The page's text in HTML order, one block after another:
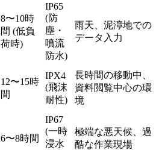
8〜10時
間 (低負
荷時)
IP65
(防
塵・
噴流
防水)
雨天、泥濘地での
データ入力
12〜15時
間
IPX4
(飛沫
耐性)
長時間の移動中、
資料閲覧中心の環
境
6〜8時間
IP67
(一時
浸水
極端な悪天候、過
酷な作業現場